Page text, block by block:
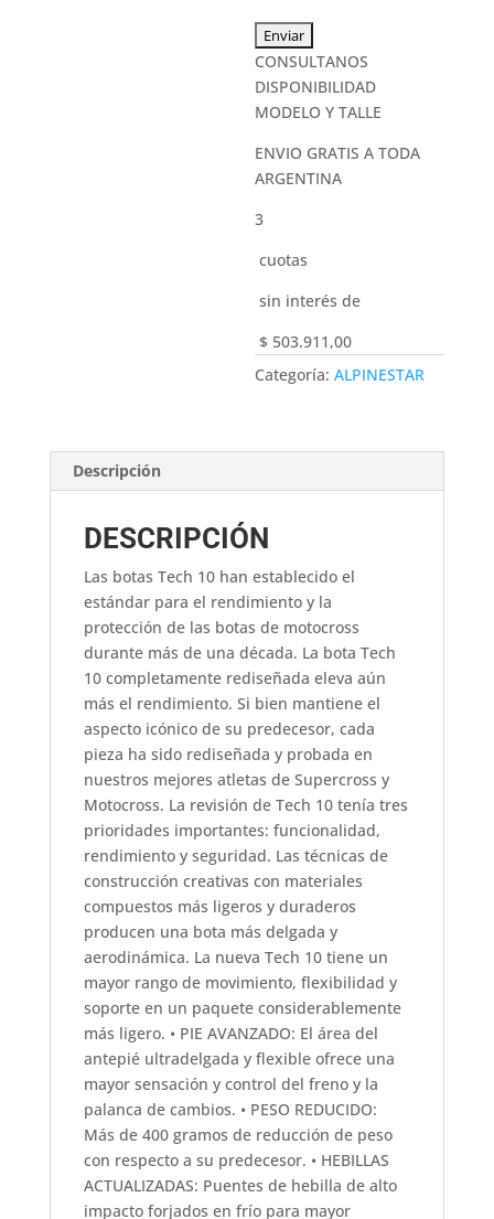
CONSULTANOS
DISPONIBILIDAD
MODELO Y TALLE
ENVIO GRATIS A TODA
ARGENTINA
3
cuotas
sin interés de
$ 503.911,00
Categoría:ALPINESTAR
Descripción
DESCRIPCIÓN
Las botas Tech 10 han establecido el
estándar para el rendimiento y la
protección de las botas de motocross
durante más de una década. La bota Tech
10 completamente rediseñada eleva aún
más el rendimiento. Si bien mantiene el
aspecto icónico de su predecesor, cada
pieza ha sido rediseñada y probada en
nuestros mejores atletas de Supercross y
Motocross. La revisión de Tech 10 tenía tres
prioridades importantes: funcionalidad,
rendimiento y seguridad. Las técnicas de
construcción creativas con materiales
compuestos más ligeros y duraderos
producen una bota más delgada y
aerodinámica. La nueva Tech 10 tiene un
mayor rango de movimiento, flexibilidad y
soporte en un paquete considerablemente
más ligero. • PIE AVANZADO: El área del
antepié ultradelgada y flexible ofrece una
mayor sensación y control del freno y la
palanca de cambios. • PESO REDUCIDO:
Más de 400 gramos de reducción de peso
con respecto a su predecesor. • HEBILLAS
ACTUALIZADAS: Puentes de hebilla de alto
impacto forjados en frío para mayor